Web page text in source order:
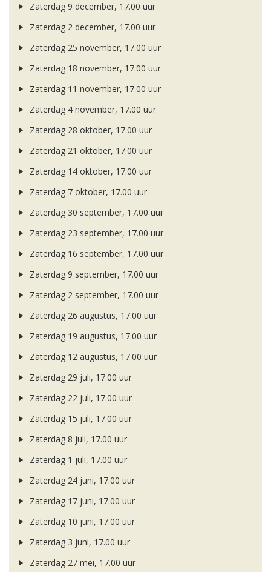
Zaterdag 9 december, 17.00 uur
Zaterdag 2 december, 17.00 uur
Zaterdag 25 november, 17.00 uur
Zaterdag 18 november, 17.00 uur
Zaterdag 11 november, 17.00 uur
Zaterdag 4 november, 17.00 uur
Zaterdag 28 oktober, 17.00 uur
Zaterdag 21 oktober, 17.00 uur
Zaterdag 14 oktober, 17.00 uur
Zaterdag 7 oktober, 17.00 uur
Zaterdag 30 september, 17.00 uur
Zaterdag 23 september, 17.00 uur
Zaterdag 16 september, 17.00 uur
Zaterdag 9 september, 17.00 uur
Zaterdag 2 september, 17.00 uur
Zaterdag 26 augustus, 17.00 uur
Zaterdag 19 augustus, 17.00 uur
Zaterdag 12 augustus, 17.00 uur
Zaterdag 29 juli, 17.00 uur
Zaterdag 22 juli, 17.00 uur
Zaterdag 15 juli, 17.00 uur
Zaterdag 8 juli, 17.00 uur
Zaterdag 1 juli, 17.00 uur
Zaterdag 24 juni, 17.00 uur
Zaterdag 17 juni, 17.00 uur
Zaterdag 10 juni, 17.00 uur
Zaterdag 3 juni, 17.00 uur
Zaterdag 27 mei, 17.00 uur